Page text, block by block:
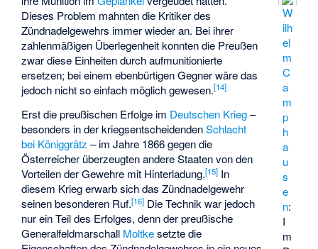
W
ilh
el
m
C
a
m
p
h
a
u
s
e
n:
I
m
Dieses Problem mahnten die Kritiker des
Zündnadelgewehrs immer wieder an. Bei ihrer
zahlenmäßigen Überlegenheit konnten die Preußen
zwar diese Einheiten durch aufmunitionierte
ersetzen; bei einem ebenbürtigen Gegner wäre das
jedoch nicht so einfach möglich gewesen.[14]
Erst die preußischen Erfolge im Deutschen Krieg–
besonders in der kriegsentscheidendenSchlacht
bei Königgrätz – im Jahre 1866 gegen die
Österreicher überzeugten andere Staaten von den
Vorteilen der Gewehre mit Hinterladung.[15] In
diesem Krieg erwarb sich das Zündnadelgewehr
seinen besonderen Ruf.[16] Die Technik war jedoch
nur ein Teil des Erfolges, denn der preußische
Generalfeldmarschall Moltkesetzte die